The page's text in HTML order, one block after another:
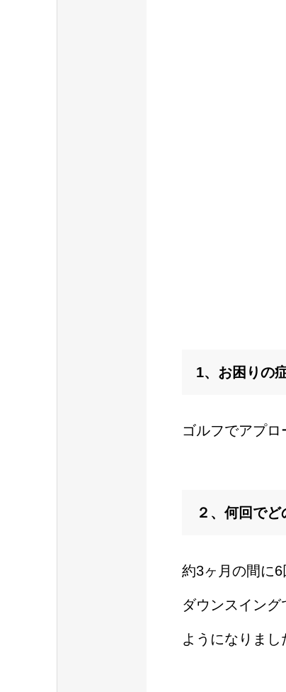
1、お困りの
ゴルフでアプ
２、何回で
約3ヶ月の間に6
ダウンスイン
ようになりまし